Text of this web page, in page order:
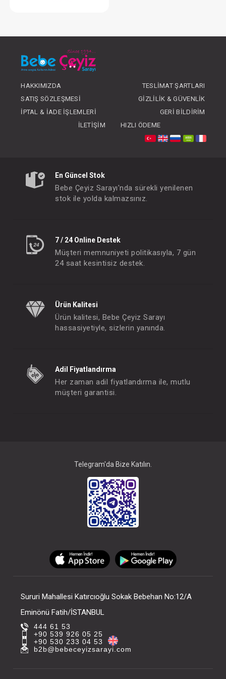
OLUNUZ
HAKKIMIZDA
TESLIMAT ŞARTLARI
SATIŞ SÖZLEŞMESI
GIZLILIK & GÜVENLIK
İPTAL & İADE İŞLEMLERI
GERI BILDIRIM
İLETIŞIM
HIZLI ÖDEME
En Güncel Stok
Bebe Çeyiz Sarayı'nda sürekli yenilenen
stok ile yolda kalmazsınız.
7 / 24 Online Destek
Müşteri memnuniyeti politikasıyla, 7 gün
24 saat kesintisiz destek.
Ürün Kalitesi
Ürün kalitesi, Bebe Çeyiz Sarayı
hassasiyetiyle, sizlerin yanında.
Adil Fiyatlandırma
Her zaman adil fiyatlandırma ile, mutlu
müşteri garantisi.
Telegram'da Bize Katılın.
Sururi Mahallesi Katırcıoğlu Sokak Bebehan No:12/A
Eminönü Fatih/İSTANBUL
444 61 53
+90 539 926 05 25
+90 530 233 04 53
b2b@bebeceyizsarayi.com